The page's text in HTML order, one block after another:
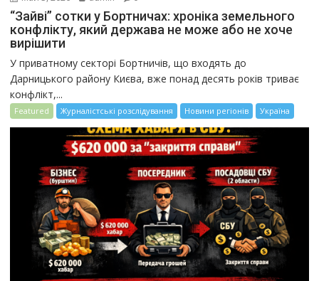
“Зайві” сотки у Бортничах: хроніка земельного
конфлікту, який держава не може або не хоче
вирішити
У приватному секторі Бортничів, що входять до
Дарницького району Києва, вже понад десять років триває
конфлікт,...
Featured Журналістські розслідування Новини регіонів Україна